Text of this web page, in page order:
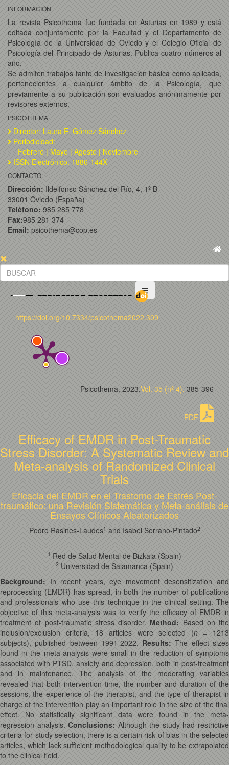
INFORMACIÓN
La revista Psicothema fue fundada en Asturias en 1989 y está
editada conjuntamente por la Facultad y el Departamento de
Psicología de la Universidad de Oviedo y el Colegio Oficial de
Psicología del Principado de Asturias. Publica cuatro números al
año.
Se admiten trabajos tanto de investigación básica como aplicada,
pertenecientes a cualquier ámbito de la Psicología, que
previamente a su publicación son evaluados anónimamente por
revisores externos.
PSICOTHEMA
Director: Laura E. Gómez Sánchez
Periodicidad:
Febrero | Mayo | Agosto | Noviembre
ISSN Electrónico: 1886-144X
CONTACTO
Dirección: Ildelfonso Sánchez del Río, 4, 1º B
33001 Oviedo (España)
Teléfono: 985 285 778
Fax:985 281 374
Email: psicothema@cop.es
https://doi.org/10.7334/psicothema2022.309
Psicothema, 2023.Vol. 35 (nº 4). 385-396
PDF
Efficacy of EMDR in Post-Traumatic
Stress Disorder: A Systematic Review and
Meta-analysis of Randomized Clinical
Trials
Eficacia del EMDR en el Trastorno de Estrés Post-
traumático: una Revisión Sistemática y Meta-análisis de
Ensayos Clínicos Aleatorizados
Pedro Rasines-Laudes1 and Isabel Serrano-Pintado2
1 Red de Salud Mental de Bizkaia (Spain)
2 Universidad de Salamanca (Spain)
Background: In recent years, eye movement desensitization and
reprocessing (EMDR) has spread, in both the number of publications
and professionals who use this technique in the clinical setting. The
objective of this meta-analysis was to verify the efficacy of EMDR in
treatment of post-traumatic stress disorder.Method: Based on the
inclusion/exclusion criteria, 18 articles were selected (n= 1213
subjects), published between 1991-2022. Results:The effect sizes
found in the meta-analysis were small in the reduction of symptoms
associated with PTSD, anxiety and depression, both in post-treatment
and in maintenance. The analysis of the moderating variables
revealed that both intervention time, the number and duration of the
sessions, the experience of the therapist, and the type of therapist in
charge of the intervention play an important role in the size of the final
effect. No statistically significant data were found in the meta-
regression analysis.Conclusions: Although the study had restrictive
criteria for study selection, there is a certain risk of bias in the selected
articles, which lack sufficient methodological quality to be extrapolated
to the clinical field.